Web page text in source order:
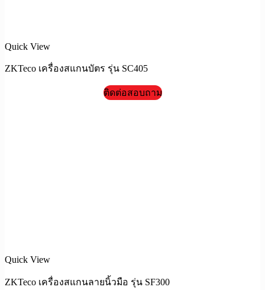
Quick View
ZKTeco เครื่องสแกนบัตร รุ่น SC405
ติดต่อสอบถาม
Quick View
ZKTeco เครื่องสแกนลายนิ้วมือ รุ่น SF300